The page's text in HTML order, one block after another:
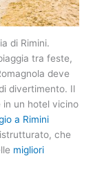
di Rimini.
tra feste,
deve
divertimento. Il
in un hotel vicino
a Rimini
che
migliori